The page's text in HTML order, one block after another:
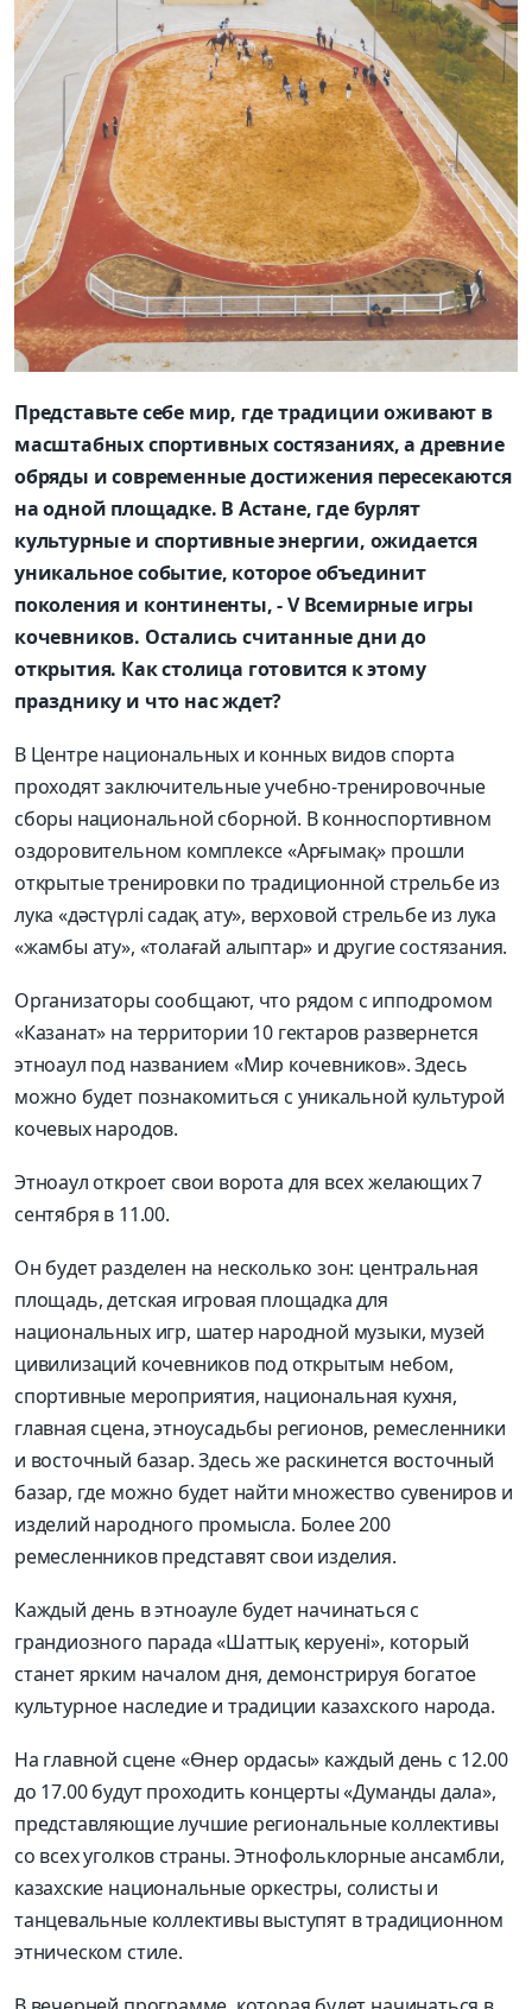
Представьте себе мир, где традиции оживают в
масштабных спортивных состязаниях, а древние
обряды и современные достижения пересекаются
на одной площадке. В Астане, где бурлят
культурные и спортивные энергии, ожидается
уникальное событие, которое объединит
поколения и континенты, - V Всемирные игры
кочевников. Остались считанные дни до
открытия. Как столица готовится к этому
празднику и что нас ждет?
В Центре национальных и конных видов спорта
проходят заключительные учебно-тренировочные
сборы национальной сборной. В конноспортивном
оздоровительном комплексе «Арғымақ» прошли
открытые тренировки по традиционной стрельбе из
лука «дәстүрлі садақ ату», верховой стрельбе из лука
«жамбы ату», «толағай алыптар» и другие состязания.
Организаторы сообщают, что рядом с ипподромом
«Казанат» на территории 10 гектаров развернется
этноаул под названием «Мир кочевников». Здесь
можно будет познакомиться с уникальной культурой
кочевых народов.
Этноаул откроет свои ворота для всех желающих 7
сентября в 11.00.
Он будет разделен на несколько зон: центральная
площадь, детская игровая площадка для
национальных игр, шатер народной музыки, музей
цивилизаций кочевников под открытым небом,
спортивные мероприятия, национальная кухня,
главная сцена, этноусадьбы регионов, ремесленники
и восточный базар. Здесь же раскинется восточный
базар, где можно будет найти множество сувениров и
изделий народного промысла. Более 200
ремесленников представят свои изделия.
Каждый день в этноауле будет начинаться с
грандиозного парада «Шаттық керуені», который
станет ярким началом дня, демонстрируя богатое
культурное наследие и традиции казахского народа.
На главной сцене «Өнер ордасы» каждый день с 12.00
до 17.00 будут проходить концерты «Думанды дала»,
представляющие лучшие региональные коллективы
со всех уголков страны. Этнофольклорные ансамбли,
казахские национальные оркестры, солисты и
танцевальные коллективы выступят в традиционном
этническом стиле.